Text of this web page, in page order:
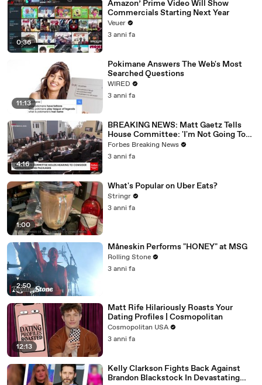
0:36
Amazon’ Prime Video Will Show
Commercials Starting Next Year
Veuer
3 anni fa
11:13
Pokimane Answers The Web's Most
Searched Questions
WIRED
3 anni fa
4:16
BREAKING NEWS: Matt Gaetz Tells
House Committee: 'I'm Not Going To
Vote For A Continuing Resolution'
Forbes Breaking News
3 anni fa
1:00
What's Popular on Uber Eats?
Stringr
3 anni fa
2:50
Måneskin Performs "HONEY" at MSG
Rolling Stone
3 anni fa
12:13
Matt Rife Hilariously Roasts Your
Dating Profiles | Cosmopolitan
Cosmopolitan USA
3 anni fa
Kelly Clarkson Fights Back Against
Brandon Blackstock In Devastating